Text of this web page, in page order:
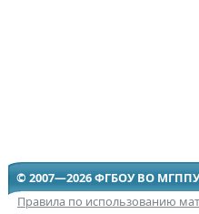
© 2007—2026 ФГБОУ ВО МГППУ
Правила по использованию